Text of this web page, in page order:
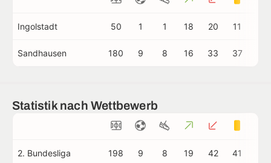
Ingolstadt 50 1 1 18 20 11
Sandhausen 180 9 8 16 33 37
Statistik nach Wettbewerb
2. Bundesliga 198 9 8 19 42 41